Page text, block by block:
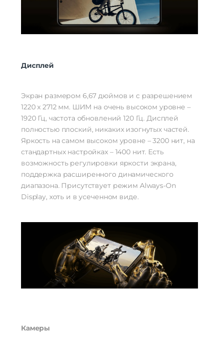
Дисплей
Экран размером 6,67 дюймов и с разрешением
1220 х 2712 мм. ШИМ на очень высоком уровне –
1920 Гц, частота обновлений 120 Гц. Дисплей
полностью плоский, никаких изогнутых частей.
Яркость на самом высоком уровне – 3200 нит, на
стандартных настройках – 1400 нит. Есть
возможность регулировки яркости экрана,
поддержка расширенного динамического
диапазона. Присутствует режим Always-On
Display, хоть и в усеченном виде.
Камеры